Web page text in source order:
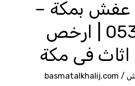
عفش بمكة –
0532467173 | ارخص
فى مكة
/
basmatalkhalij.com